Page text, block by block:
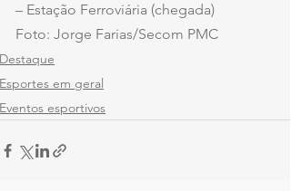
– Estação Ferroviária (chegada)
Foto: Jorge Farias/Secom PMC
Destaque
Esportes em geral
Eventos esportivos